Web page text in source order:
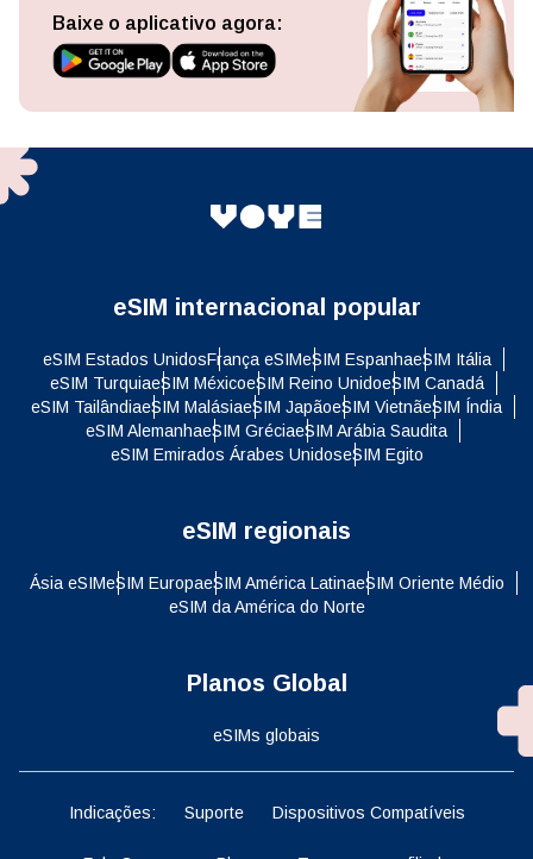
Baixe o aplicativo agora:
eSIM internacional popular
eSIM Estados UnidosFrança eSIMeSIM EspanhaeSIM Itália
eSIM TurquiaeSIM MéxicoeSIM Reino UnidoeSIM Canadá
eSIM TailândiaeSIM MalásiaeSIM JapãoeSIM VietnãeSIM Índia
eSIM AlemanhaeSIM GréciaeSIM Arábia Saudita
eSIM Emirados Árabes UnidoseSIM Egito
eSIM regionais
Ásia eSIMeSIM EuropaeSIM América LatinaeSIM Oriente Médio
eSIM da América do Norte
Planos Global
eSIMs globais
Indicações: Suporte Dispositivos Compatíveis